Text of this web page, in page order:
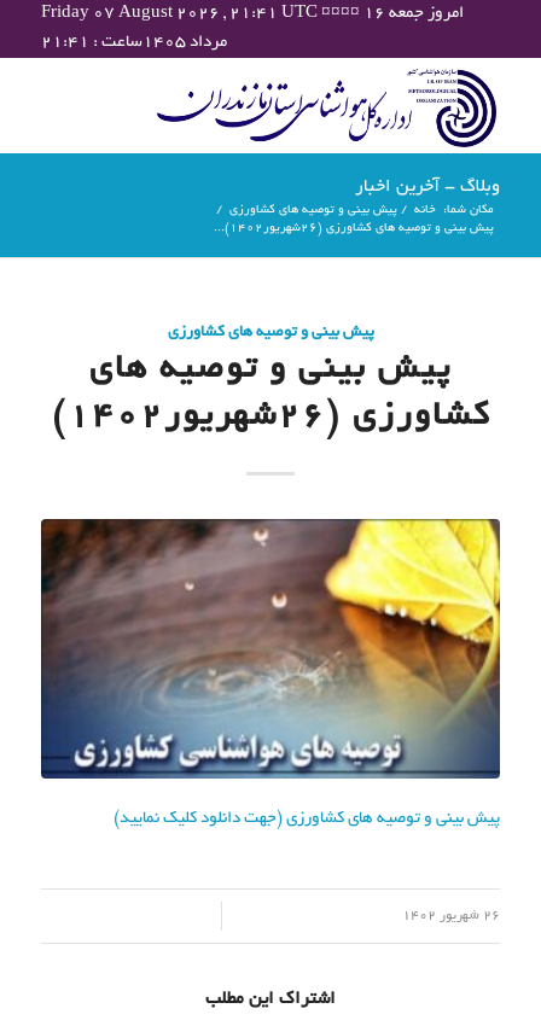
Friday 07 August 2026 , 21:41 UTC ¤¤¤¤ امروز جمعه ۱۶
مرداد ۱۴۰۵ساعت : ۲۱:۴۱
وبلاگ - آخرین اخبار
مکان شما: خانه / پیش بینی و توصیه های کشاورزی /
پیش بینی و توصیه های کشاورزی (26شهریور۱۴۰۲)...
پیش بینی و توصیه های کشاورزی
پیش بینی و توصیه های
کشاورزی (26شهریور۱۴۰۲)
پیش بینی و توصیه های کشاورزی (جهت دانلود کلیک نمایید)
26 شهریور 1402
اشتراک این مطلب